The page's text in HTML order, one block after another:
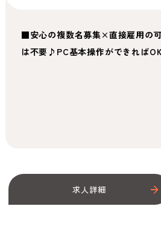
■安心の複数名募集×直接雇用の
は不要♪PC基本操作ができれば
求人詳細